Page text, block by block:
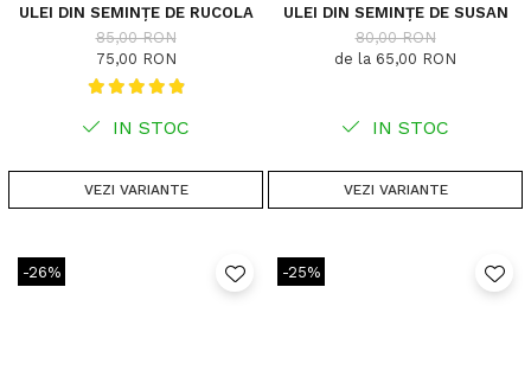
ULEI DIN SEMINȚE DE RUCOLA
85,00 RON
75,00 RON
IN STOC
VEZI VARIANTE
ULEI DIN SEMINȚE DE SUSAN
80,00 RON
de la 65,00 RON
IN STOC
VEZI VARIANTE
-26% -25%